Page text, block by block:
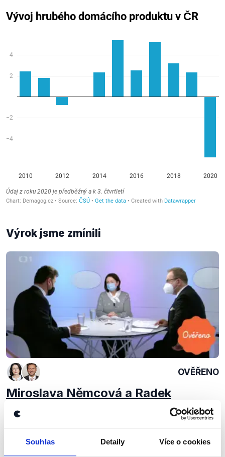
Souhlas Detaily Více o cookies
Výrok jsme zmínili
OVĚŘENO
Miroslava Němcová a Radek
Vondráček
Miroslava Němcová (senátorka za ODS) a Radek